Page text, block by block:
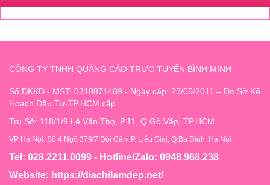
CÔNG TY TNHH QUẢNG CÁO TRỰC TUYẾN BÌNH MINH
Số ĐKKD - MST: 0310871409 - Ngày cấp: 23/05/2011 – Do Sở Kế
Hoạch Đầu Tư-TP.HCM cấp
Trụ Sở: 118/1/9 Lê Văn Thọ, P.11, Q.Gò Vấp, TP.HCM
VP Hà Nội: Số 4 Ngõ 379/7 Đội Cấn, P. Liễu Giai, Q.Ba Đình, Hà Nội
Tel: 028.2211.0099 - Hotline/Zalo: 0948.968.238
Website: https://diachilamdep.net/